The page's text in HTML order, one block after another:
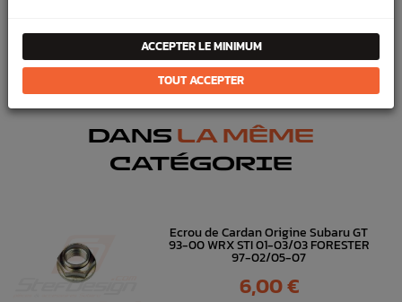
Transmission
Pièces origine constructeur
DANS LA MÊME
CATÉGORIE
Ecrou de Cardan Origine Subaru GT
93-00 WRX STI 01-03/03 FORESTER
97-02/05-07
Prix
6,00 €
ACCEPTER LE MINIMUM
TOUT ACCEPTER